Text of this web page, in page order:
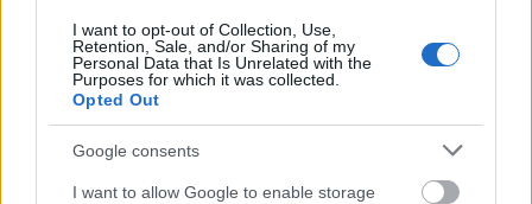
I want to opt-out of Collection, Use,
Retention, Sale, and/or Sharing of my
Personal Data that Is Unrelated with the
Purposes for which it was collected.
Opted Out
Google consents
I want to allow Google to enable storage
Könyv – irodalom – ex libris a
költészet napja alkalmából
Törökbálinton
nemzetikonyvtar• 2025. április 16.